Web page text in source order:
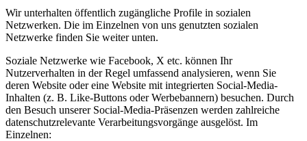
Wir unterhalten öffentlich zugängliche Profile in sozialen
Netzwerken. Die im Einzelnen von uns genutzten sozialen
Netzwerke finden Sie weiter unten.
Soziale Netzwerke wie Facebook, X etc. können Ihr
Nutzerverhalten in der Regel umfassend analysieren, wenn Sie
deren Website oder eine Website mit integrierten Social-Media-
Inhalten (z. B. Like-Buttons oder Werbebannern) besuchen. Durch
den Besuch unserer Social-Media-Präsenzen werden zahlreiche
datenschutzrelevante Verarbeitungsvorgänge ausgelöst. Im
Einzelnen: